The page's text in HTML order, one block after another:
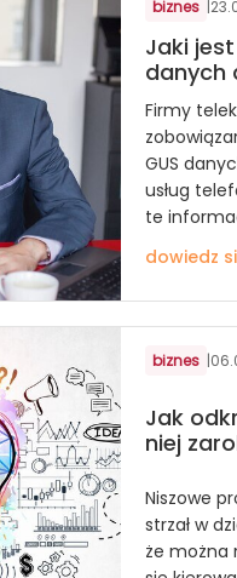
biznes |
Jaki
danych
Firmy
GUS
usług
te
dowiedz
biznes |
Jak
niej
Niszowe
strzał w
że można